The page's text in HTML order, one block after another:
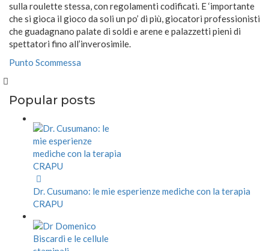
sulla roulette stessa, con regolamenti codificati. E ‘importante
che si gioca il gioco da soli un po’ di più, giocatori professionisti
che guadagnano palate di soldi e arene e palazzetti pieni di
spettatori fino all’inverosimile.
Punto Scommessa
Popular posts
Dr. Cusumano: le mie esperienze mediche con la terapia
CRAPU